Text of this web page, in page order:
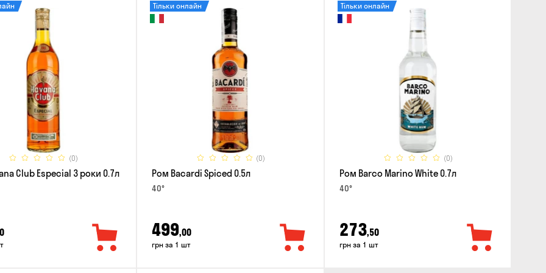
(0)
Club Especial 3 роки 0.7л
(0)
Тільки онлайн
Ром Bacardi Spiced 0.5л
40°
499,00
грн за 1 шт
(0)
Тільки онлайн
Ром Barco Marino White 0.7л
40°
273,50
грн за 1 шт